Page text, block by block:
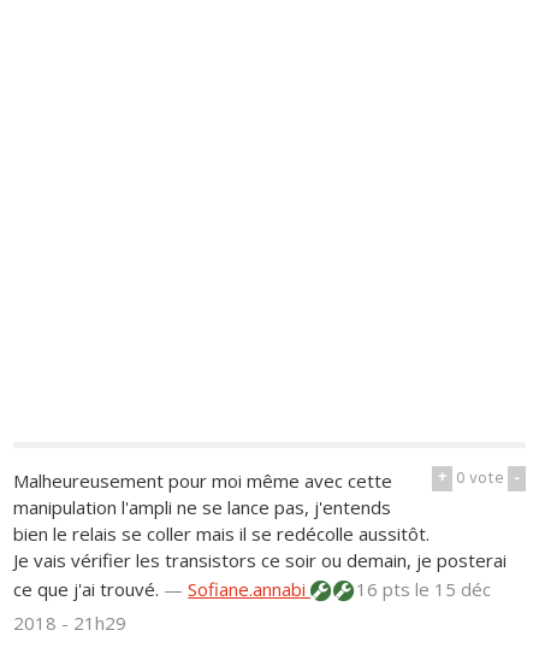
+ 0vote -
Malheureusement pour moi même avec cette
manipulation l'ampli ne se lance pas, j'entends
bien le relais se coller mais il se redécolle aussitôt.
Je vais vérifier les transistors ce soir ou demain, je posterai
ce que j'ai trouvé. —Sofiane.annabi 16 ptsle 15 déc
2018 - 21h29